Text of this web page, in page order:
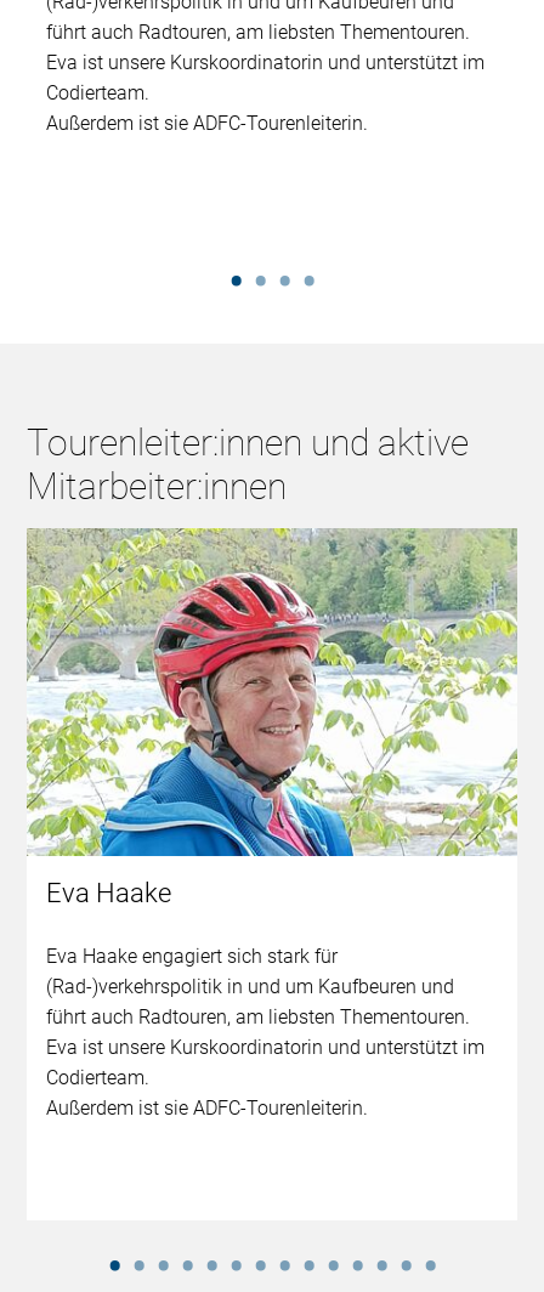
führt auch Radtouren, am liebsten Thementouren.
Eva ist unsere Kurskoordinatorin und unterstützt im
Codierteam.
Außerdem ist sie ADFC-Tourenleiterin.
Tourenleiter:innen und aktive
Mitarbeiter:innen
Eva Haake
Eva Haake engagiert sich stark für
(Rad-)verkehrspolitik in und um Kaufbeuren und
führt auch Radtouren, am liebsten Thementouren.
Eva ist unsere Kurskoordinatorin und unterstützt im
Codierteam.
Außerdem ist sie ADFC-Tourenleiterin.